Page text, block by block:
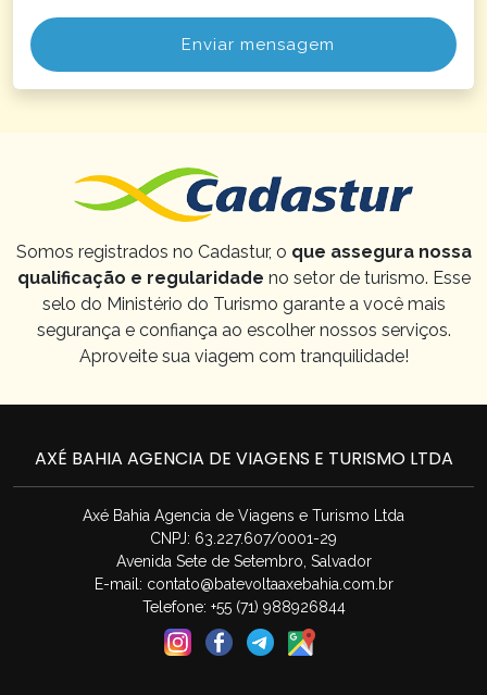
Enviar mensagem
Somos registrados no Cadastur, o que assegura nossa
qualificação e regularidade no setor de turismo. Esse
selo do Ministério do Turismo garante a você mais
segurança e confiança ao escolher nossos serviços.
Aproveite sua viagem com tranquilidade!
AXÉ BAHIA AGENCIA DE VIAGENS E TURISMO LTDA
Axé Bahia Agencia de Viagens e Turismo Ltda
CNPJ: 63.227.607/0001-29
Avenida Sete de Setembro, Salvador
E-mail: contato@batevoltaaxebahia.com.br
Telefone: +55 (71) 988926844